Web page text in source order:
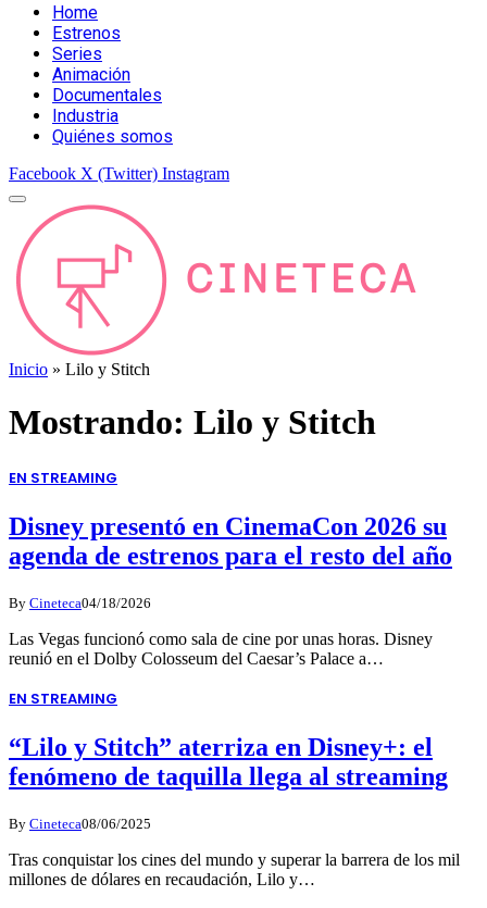
Home
Estrenos
Series
Animación
Documentales
Industria
Quiénes somos
Facebook X (Twitter) Instagram
Inicio » Lilo y Stitch
Mostrando: Lilo y Stitch
EN STREAMING
Disney presentó en CinemaCon 2026 su
agenda de estrenos para el resto del año
By Cineteca04/18/2026
Las Vegas funcionó como sala de cine por unas horas. Disney
reunió en el Dolby Colosseum del Caesar’s Palace a…
EN STREAMING
“Lilo y Stitch” aterriza en Disney+: el
fenómeno de taquilla llega al streaming
By Cineteca08/06/2025
Tras conquistar los cines del mundo y superar la barrera de los mil
millones de dólares en recaudación, Lilo y…